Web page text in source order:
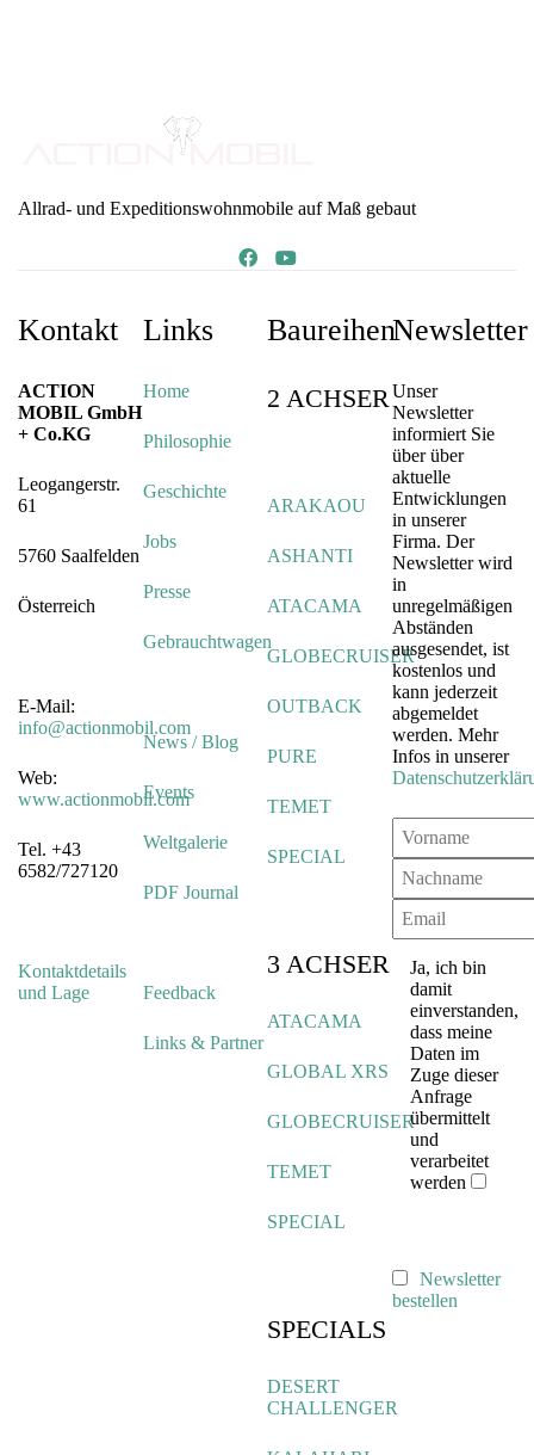
Allrad- und Expeditionswohnmobile auf Maß gebaut
Kontakt
ACTION
MOBIL GmbH
+ Co.KG
Leogangerstr.
61
5760 Saalfelden
Österreich
E-Mail:
info@actionmobil.com
Web:
www.actionmobil.com
Tel. +43
6582/727120
Kontaktdetails
und Lage
Links
Home
Philosophie
Geschichte
Jobs
Presse
Gebrauchtwagen
News / Blog
Events
Weltgalerie
PDF Journal
Feedback
Links & Partner
Baureihen
2 ACHSER
ARAKAOU
ASHANTI
ATACAMA
GLOBECRUISER
OUTBACK
PURE
TEMET
SPECIAL
3 ACHSER
ATACAMA
GLOBAL XRS
GLOBECRUISER
TEMET
SPECIAL
SPECIALS
DESERT
CHALLENGER
Newsletter
Unser
Newsletter
informiert Sie
über über
aktuelle
Entwicklungen
in unserer
Firma. Der
Newsletter wird
in
unregelmäßigen
Abständen
ausgesendet, ist
kostenlos und
kann jederzeit
abgemeldet
werden. Mehr
Infos in unserer
Ja, ich bin
damit
einverstanden,
dass meine
Daten im
Zuge dieser
Anfrage
übermittelt
und
verarbeitet
werden
Newsletter
bestellen